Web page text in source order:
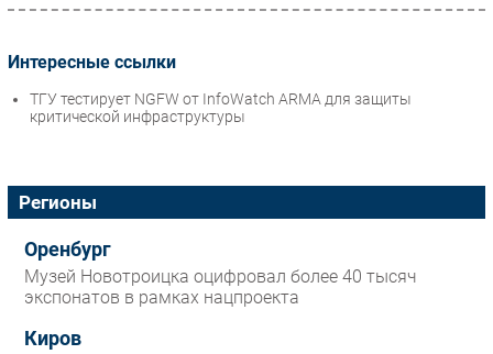
Интересные ссылки
ТГУ тестирует NGFW от InfoWatch ARMA для защиты
критической инфраструктуры
Регионы
Оренбург
Музей Новотроицка оцифровал более 40 тысяч
экспонатов в рамках нацпроекта
Киров